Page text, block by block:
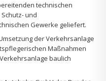
technischen
und
Gewerke geliefert.
der Verkehrsanlage
Maßnahmen
baulich